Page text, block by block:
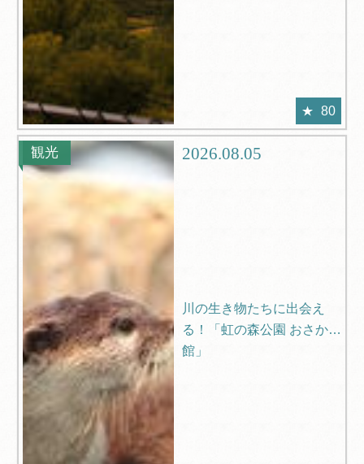
80
観光 2026.08.05
川の生き物たちに出会え
る！「虹の森公園 おさかな
館」